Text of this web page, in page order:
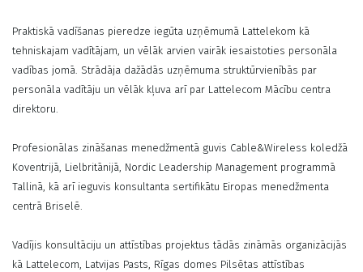
Praktiskā vadīšanas pieredze iegūta uzņēmumā Lattelekom kā
tehniskajam vadītājam, un vēlāk arvien vairāk iesaistoties personāla
vadības jomā. Strādāja dažādās uzņēmuma struktūrvienībās par
personāla vadītāju un vēlāk kļuva arī par Lattelecom Mācību centra
direktoru.
Profesionālas zināšanas menedžmentā guvis Cable&Wireless koledžā
Koventrijā, Lielbritānijā, Nordic Leadership Management programmā
Tallinā, kā arī ieguvis konsultanta sertifikātu Eiropas menedžmenta
centrā Briselē.
Vadījis konsultāciju un attīstības projektus tādās zināmās organizācijās
kā Lattelecom, Latvijas Pasts, Rīgas domes Pilsētas attīstības